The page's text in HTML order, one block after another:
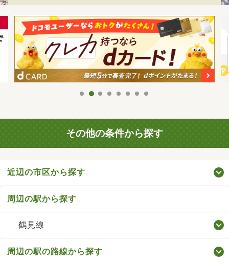
その他の条件から探す
近辺の市区から探す
周辺の駅から探す
鶴見線
周辺の駅の路線から探す